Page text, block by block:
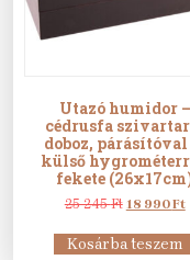
Utazó humidor –
cédrusfa
doboz, párásítóval
külső
fekete
25 245Ft Original
was:
25
18 990Ft
Kosárba teszem